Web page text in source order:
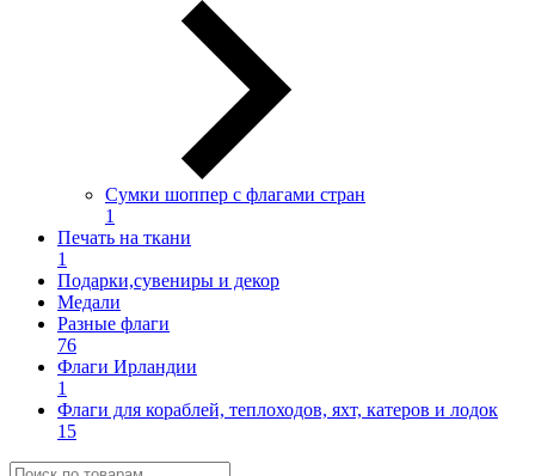
Сумки шоппер с флагами стран
1
Печать на ткани
1
Подарки,сувениры и декор
Медали
Разные флаги
76
Флаги Ирландии
1
Флаги для кораблей, теплоходов, яхт, катеров и лодок
15